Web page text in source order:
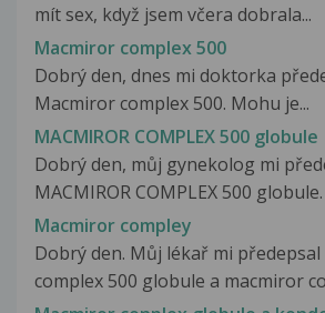
mít sex, když jsem včera dobrala...
Macmiror complex 500
Dobrý den, dnes mi doktorka
Macmiror complex 500. Mohu je...
MACMIROR COMPLEX 500 globule
Dobrý den, můj gynekolog mi
MACMIROR COMPLEX 500
Macmiror compley
Dobrý den. Můj lékař mi
complex 500 globule a macmiror